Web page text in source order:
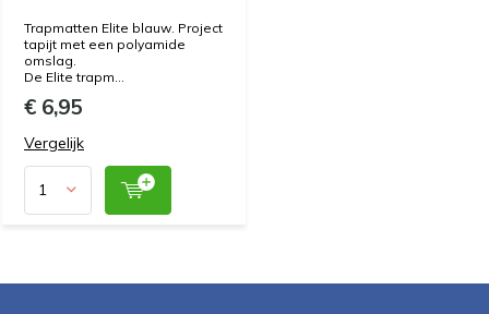
Trapmatten Elite blauw. Project
tapijt met een polyamide
omslag.
De Elite trapm...
€ 6,95
Vergelijk